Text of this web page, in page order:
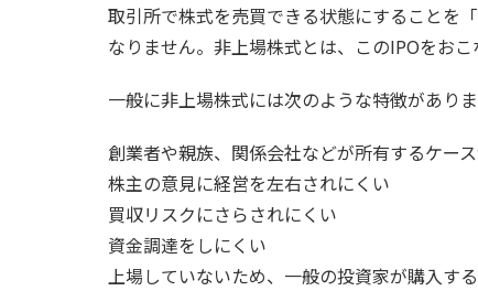
取引所で株式を売買できる状態にすることを
なりません。非上場株式とは、このIPOをお
一般に非上場株式には次のような特徴がありま
創業者や親族、関係会社などが所有するケー
株主の意見に経営を左右されにくい
買収リスクにさらされにくい
資金調達をしにくい
上場していないため、一般の投資家が購入す